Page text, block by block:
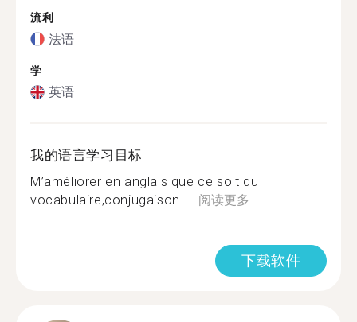
流利
法语
学
英语
我的语言学习目标
M’améliorer en anglais que ce soit du
vocabulaire,conjugaison.....阅读更多
下载软件